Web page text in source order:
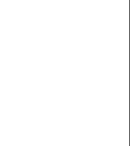
土誌・貨幣文献・経済
明治･大正･昭和(戦前)